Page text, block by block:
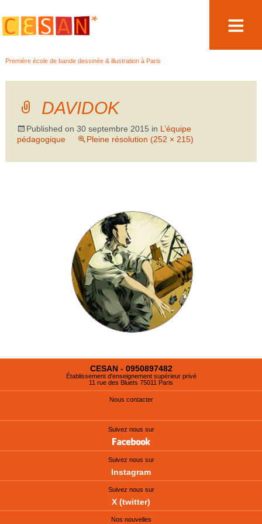
Première école de bande dessinée & illustration à Paris
au
DAVIDOK
Published on 30 septembre 2015 in L’équipe
pédagogique
Pleine résolution (252 × 215)
CESAN - 0950897482
Établissement d'enseignement supérieur privé
11 rue des Bluets 75011 Paris
Nous contacter
Suivez nous sur
Suivez nous sur
Instagram
Suivez nous sur
X (twitter)
Nos nouvelles